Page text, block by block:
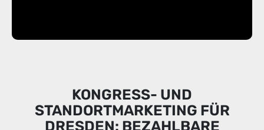
KONGRESS- UND
STANDORTMARKETING FÜR
DRESDEN: BEZAHLBARE